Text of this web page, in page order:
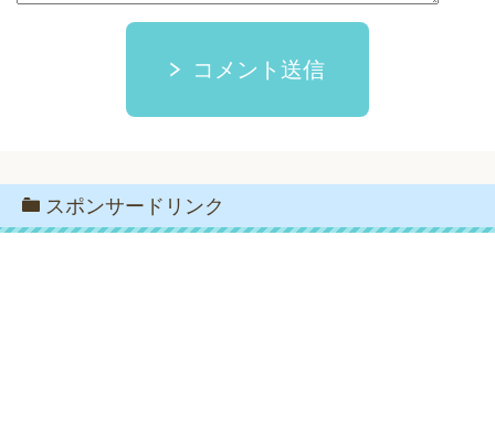
コメント送信
スポンサードリンク